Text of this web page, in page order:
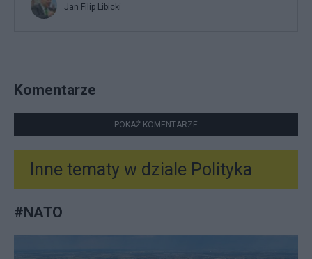
Jan Filip Libicki
Komentarze
POKAŻ KOMENTARZE
Inne tematy w dziale Polityka
#NATO